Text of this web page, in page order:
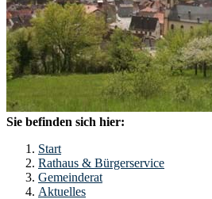
Sie befinden sich hier:
Start
Rathaus & Bürgerservice
Gemeinderat
Aktuelles